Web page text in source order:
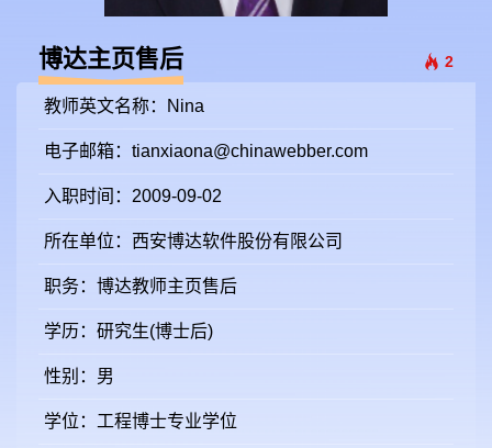
博达主页售后 2
教师英文名称：Nina
电子邮箱： tianxiaona@chinawebber.com
入职时间：2009-09-02
所在单位：西安博达软件股份有限公司
职务：博达教师主页售后
学历：研究生(博士后)
性别：男
学位：工程博士专业学位